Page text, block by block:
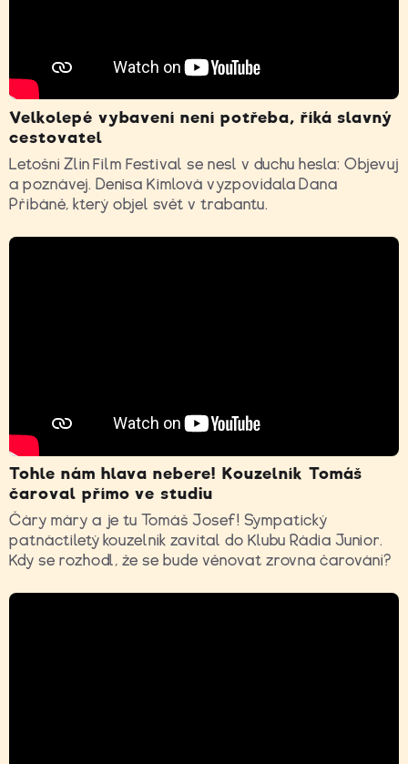
Velkolepé vybavení není potřeba, říká slavný
cestovatel
Letošní Zlín Film Festival se nesl v duchu hesla: Objevuj
a poznávej. Denisa Kimlová vyzpovídala Dana
Přibáně, který objel svět v trabantu.
Tohle nám hlava nebere! Kouzelník Tomáš
čaroval přímo ve studiu
Čáry máry a je tu Tomáš Josef! Sympatický
patnáctiletý kouzelník zavítal do Klubu Rádia Junior.
Kdy se rozhodl, že se bude věnovat zrovna čarování?